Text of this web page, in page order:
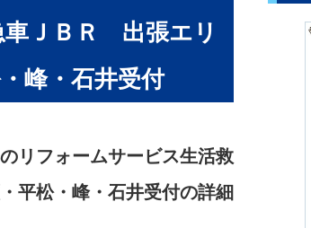
車ＪＢＲ 出張エリ
峰・石井受付
リフォームサービス生活救
平松・峰・石井受付の詳細